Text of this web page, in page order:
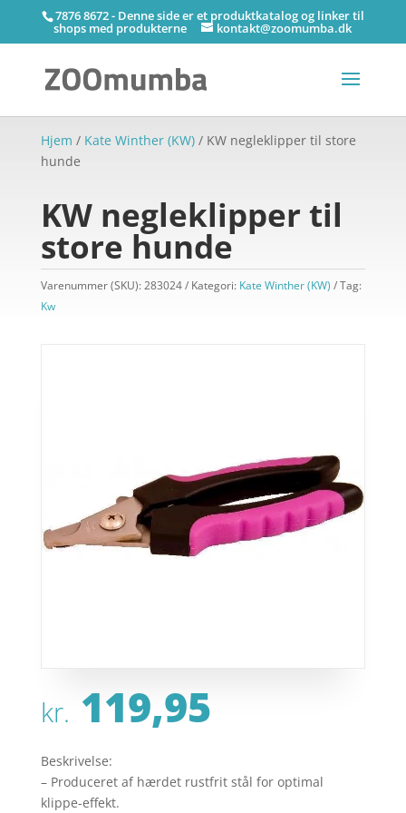
7876 8672 - Denne side er et produktkatalog og linker til
shops med produkterne kontakt@zoomumba.dk
Hjem / Kate Winther (KW)/ KW negleklipper til store
hunde
KW negleklipper til
store hunde
Varenummer (SKU):283024 Kategori: Kate Winther (KW)
Tag:
Kw
kr. 119,95
Beskrivelse:
– Produceret af hærdet rustfrit stål for optimal
klippe-effekt.